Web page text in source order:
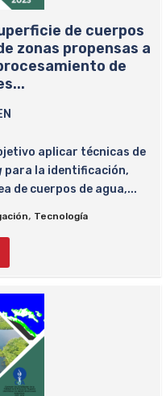
de cuerpos
zonas propensas a
de
aplicar técnicas de
para la identificación,
de cuerpos de agua,...
, Tecnología